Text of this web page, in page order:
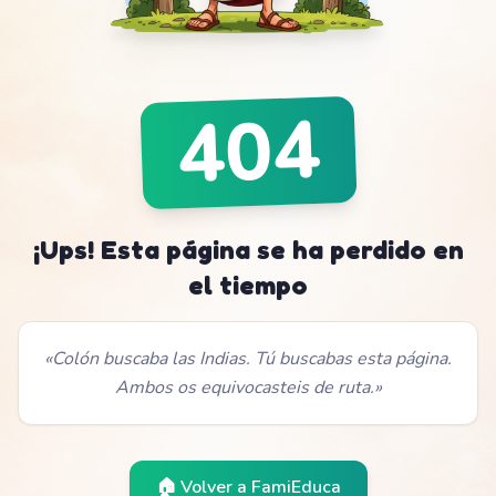
404
¡Ups! Esta página se ha perdido en
el tiempo
«Colón buscaba las Indias. Tú buscabas esta página.
Ambos os equivocasteis de ruta.»
🏠 Volver a FamiEduca